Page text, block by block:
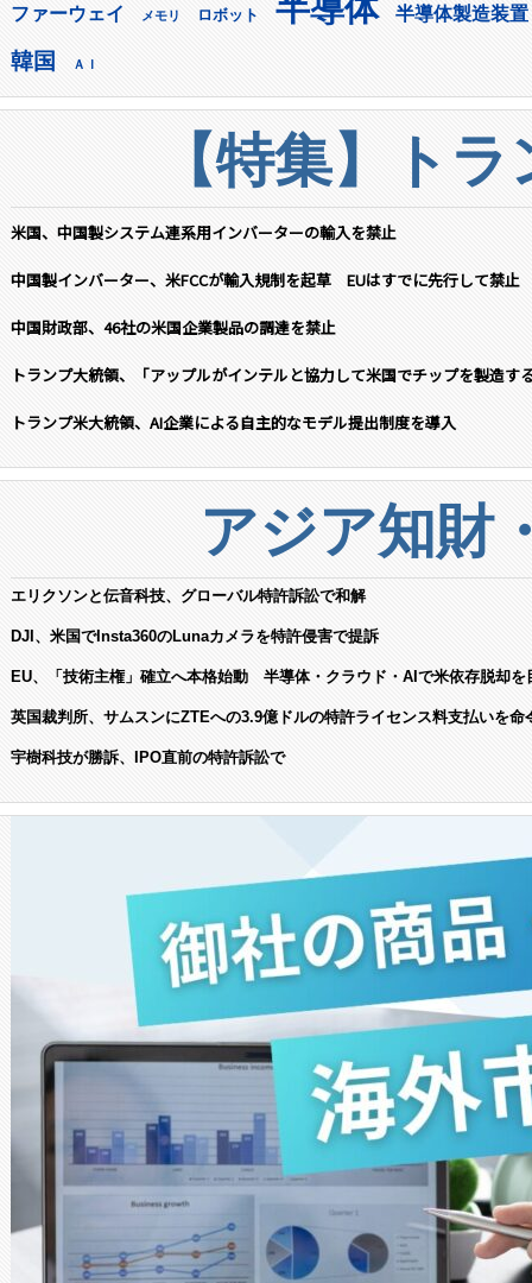
ファーウェイ メモリ ロボット 半導体 半導体製造装置
韓国 ＡＩ
【特集】ト
米国、中国製システム連系用インバーターの輸入を禁止
中国製インバーター、米FCCが輸入規制を起草 EUはすでに先行して禁止
中国財政部、46社の米国企業製品の調達を禁止
トランプ大統領、「アップルがインテルと協力して米国でチップを製造す
トランプ米大統領、AI企業による自主的なモデル提出制度を導入
アジア知財
エリクソンと伝音科技、グローバル特許訴訟で和解
DJI、米国でInsta360のLunaカメラを特許侵害で提訴
EU、「技術主権」確立へ本格始動 半導体・クラウド・AIで米依存脱却を
英国裁判所、サムスンにZTEへの3.9億ドルの特許ライセンス料支払いを命
宇樹科技が勝訴、IPO直前の特許訴訟で